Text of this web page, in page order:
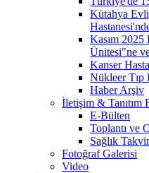
Kütahya
Kasım
Ünitesi"ne
Kanser
Nükleer Tıp
Haber Arşiv
İletişim & Tanıtım
E-Bülten
Toplantı ve
Sağlık
Fotoğraf Galerisi
Video